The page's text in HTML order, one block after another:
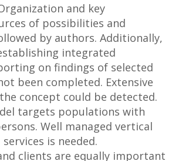
and key
of possibilities and
by authors. Additionally,
integrated
on findings of selected
been completed. Extensive
concept could be detected.
targets populations with
Well managed vertical
is needed.
clients are equally important